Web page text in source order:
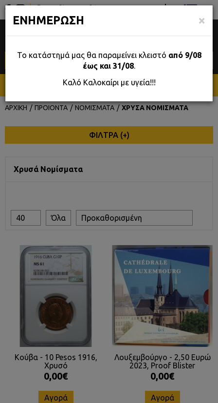
0
ΜΕΝΟΥ
ΑΡΧΙΚΗ ΠΡΟΙΟΝΤΑ ΝΟΜΙΣΜΑΤΑ ΧΡΥΣΑ ΝΟΜΙΣΜΑΤΑ
ΦΙΛΤΡΑ (+)
Χρυσά Νομίσματα
40 Όλα Προκαθορισμένη
Κούβα - 10 Pesos 1916,
Χρυσό
0,00€
Αγορά
Λουξεμβούργο - 2,50 Ευρώ
2023, Proof Blister
0,00€
Αγορά
ΕΝΗΜΕΡΩΣΗ ×
Το κατάστημά μας θα παραμείνει κλειστό από 9/08
έως και 31/08
Καλό Καλοκαίρι με υγεία!!!